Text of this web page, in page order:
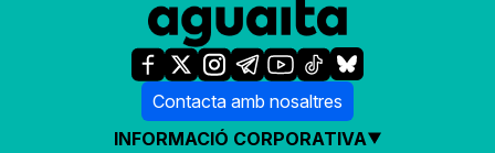
Contacta amb nosaltres
INFORMACIÓ CORPORATIVA